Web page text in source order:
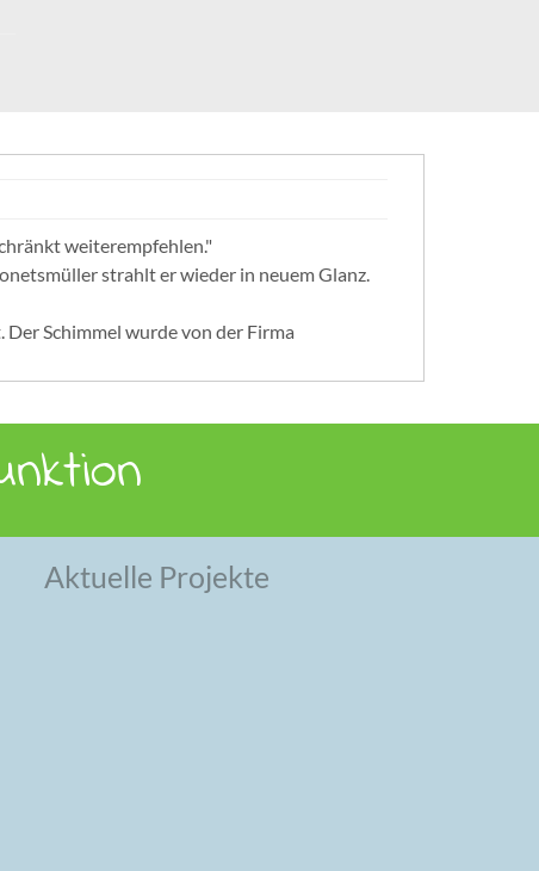
weiterempfehlen."
strahlt er wieder in neuem Glanz.
Schimmel wurde von der Firma
Aktuelle Projekte